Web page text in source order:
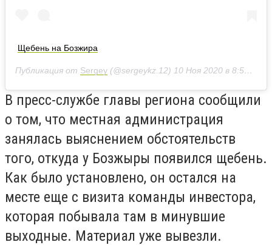
Щебень на Бозжира
Публикация от Sergey (@sergeykz.12) 10 Ноя 2020 в 8:56 PST
В пресс-службе главы региона сообщили
о том, что местная администрация
занялась выяснением обстоятельств
того, откуда у Бозжыры появился щебень.
Как было установлено, он остался на
месте еще с визита команды инвестора,
которая побывала там в минувшие
выходные. Материал уже вывезли.